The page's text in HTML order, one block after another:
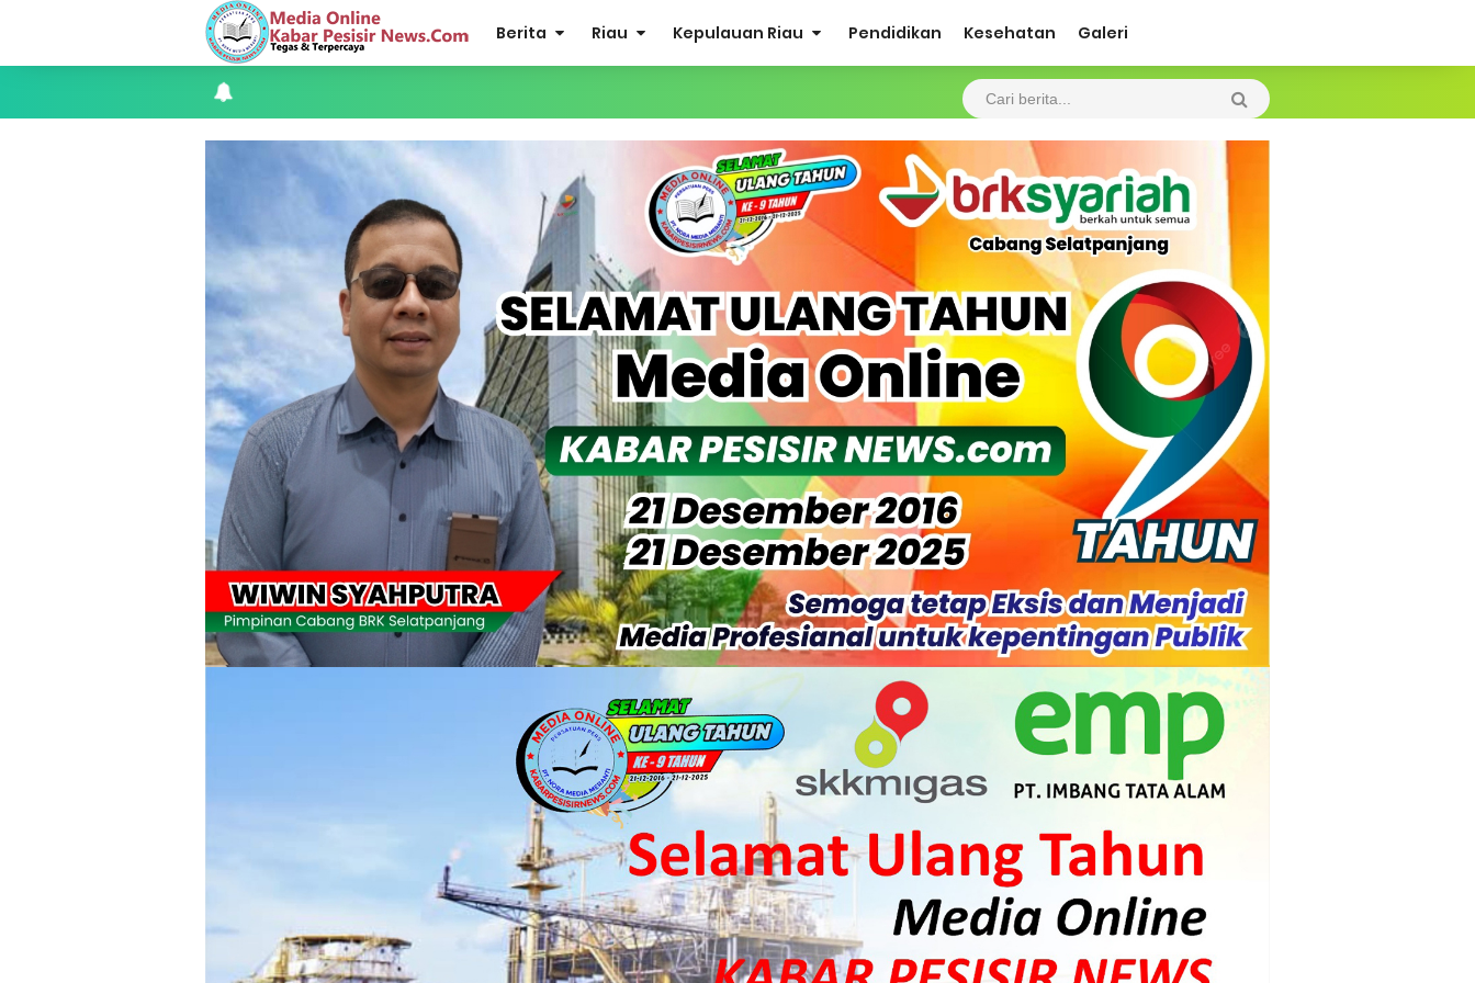
Berita Riau Kepulauan Riau Pendidikan Kesehatan Galeri
Bhabinkamtibmas Desa Banglas Cek Budidaya Tambak Udang Warga, Diperkirakan 60.000 Ekor
Tiga Orang Putra Terbaik Desa Alah air Maju Bacalon Kades Alah air Kecamatan Tebing tinggi Berjalan lancar
LAMR Kepulauan Meranti dan Bawaslu Bakal Laksanakan Kerja Sama Menyambut Pemilu 2029
Perayaan HUT ke 14, PP IWO Bagikan Bea Siswa Untuk 8 Siswa SD Muhammadiyah 16 Jaksel
Mantan Wakil Ketua DPRD Riau Dukung Penuh Penerbitan Buku Sejarah Perjuangan Lahirnya Kabupaten Kepulauan MerantiMERANTI –
Apel Siaga Karhutla 2026 Digelar di Sabak Auh, Polsek dan Forkopimcam Perkuat Kesiapsiagaan Cegah Kebakaran
Musyawarah LAM Ke-3 Tualang Sukses, Zulkifli Z (Nomor Urut 1) Resmi Terpilih Pimpin Lembaga Adat
Kapolres Kepulauan Meranti Perkuat Sinergi Jelang Ekspedisi Merah Putih Presisi Polda Riau.
Teluk Belitung Bagaikan Kota Mati Disaat Listrik Diberlakukan Pemadaman Secara Bergilir, Mesin 600 kW Diharapkan Jadi Solusi.
F-PETIR Desak Pemkab Lingga Segera Buka Solusi Tambang Timah Rakyat: Jangan Hanya di Laut yang Beroperasi, Tambang Timah di Darat
Juga Butuh Hidup
Saat Duka Menyelimuti Korban Serangan Monyet, YBM PLN UP3 Rengat Bersama PW IWO Riau Ulurkan Tangan Kemanusiaan
Wabup Meranti Serahkan Santunan BPJS Rp52 Juta, Optimalisasi Pelaksanaan Program Jaminan Sosial Ketenagakerjaan Diperkuat
Usut Skandal Lahan Ulayat Desa Palas, Sekoci24.co Resmi Layangkan Surat Konfirmasi ke PT Arara Abadi.
Meranti 2026, 30 Putra-Putri Terbaik Disiapkan Kibarkan Merah Putih
Pulihkan Konektivitas Pascabencana, HKI Rampungkan Penanganan Jalur Lembah Anai dan Malalak